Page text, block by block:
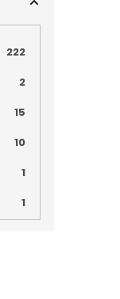
222
2
15
10
1
1